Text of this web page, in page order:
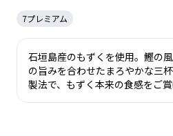
7プレミアム
石垣島産のもずくを使用。鰹の
の旨みを合わせたまろやかな三
製法で、もずく本来の食感をご賞